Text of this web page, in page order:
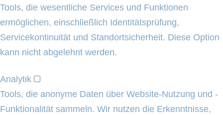
Tools, die wesentliche Services und Funktionen
ermöglichen, einschließlich Identitätsprüfung,
Servicekontinuität und Standortsicherheit. Diese Option
kann nicht abgelehnt werden.
Analytik
Tools, die anonyme Daten über Website-Nutzung und -
Funktionalität sammeln. Wir nutzen die Erkenntnisse,